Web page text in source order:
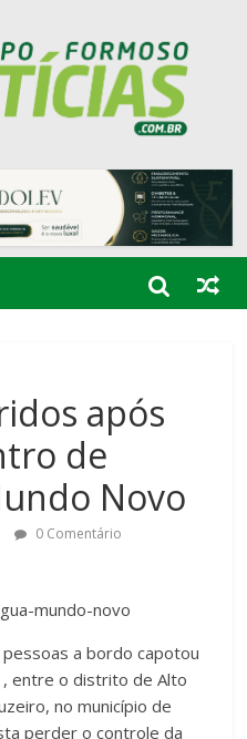
após
de
Novo
0 Comentário
a bordo capotou
entre o distrito de Alto
no município de
perder o controle da